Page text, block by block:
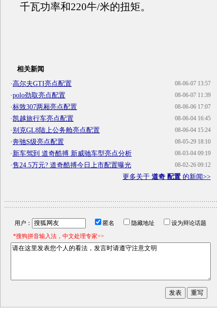
千瓦功率和220牛/米的扭矩。
相关新闻
08-06-07 13:57
·高尔夫GTI亮点配置
08-06-07 11:39
·polo劲取亮点配置
08-06-06 17:07
·标致307两厢亮点配置
08-06-04 16:45
·凯越旅行车亮点配置
08-06-04 15:24
·别克GL8陆上公务舱亮点配置
08-05-29 18:10
·奔驰S级亮点配置
08-03-04 09:19
·新车驾到 道奇酷搏 新威驰车型亮点分析
08-02-26 09:12
·售24.5万元? 道奇酷搏今日上市配置曝光
更多关于 道奇 配置 的新闻>>
用户： 匿名 隐藏地址
设为辩论话题
*搜狗拼音输入法，中文处理专家>>